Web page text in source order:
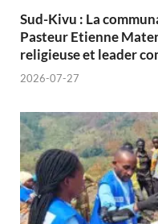
Sud-Kivu : La
Pasteur Etienne
religieuse et leader
2026-07-27